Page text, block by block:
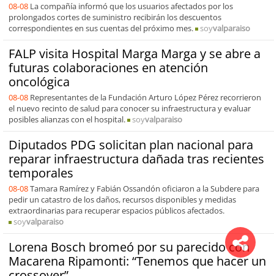
08-08 La compañía informó que los usuarios afectados por los
prolongados cortes de suministro recibirán los descuentos
correspondientes en sus cuentas del próximo mes.
soyvalparaiso
FALP visita Hospital Marga Marga y se abre a
futuras colaboraciones en atención
oncológica
08-08 Representantes de la Fundación Arturo López Pérez recorrieron
el nuevo recinto de salud para conocer su infraestructura y evaluar
posibles alianzas con el hospital.
soyvalparaiso
Diputados PDG solicitan plan nacional para
reparar infraestructura dañada tras recientes
temporales
08-08Tamara Ramírez y Fabián Ossandón oficiaron a la Subdere para
pedir un catastro de los daños, recursos disponibles y medidas
extraordinarias para recuperar espacios públicos afectados.
soyvalparaiso
Lorena Bosch bromeó por su parecido con
Macarena Ripamonti: “Tenemos que hacer un